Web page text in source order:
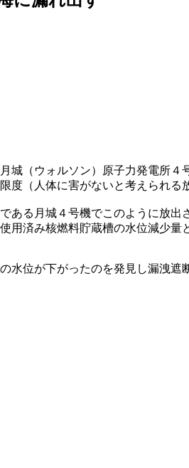
（ウォルソン）原子力発電所
（人体に害がないと考えられる
る月城４号機でこのように放出
済み核燃料貯蔵槽の水位減少量
位が下がったのを発見し漏洩遮